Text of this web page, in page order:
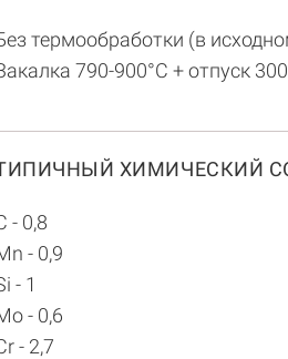
термообработки (в
790-900°С + отпуск
ХИМИЧЕСКИЙ
- 0,8
- 0,9
- 1
- 0,6
- 2,7